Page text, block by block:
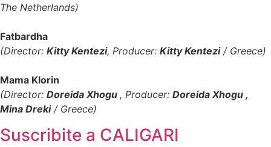
The Netherlands)
Fatbardha
(Director: Kitty Kentezi, Producer: Kitty Kentezi/ Greece)
Mama Klorin
(Director: Doreida Xhogu , Producer: Doreida Xhogu ,
Mina Dreki/ Greece)
Suscribite a CALIGARI